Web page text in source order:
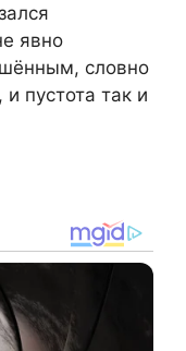
явно
словно
пустота так и